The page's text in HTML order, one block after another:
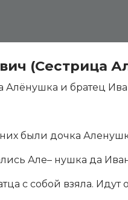
(Сестрица
Алёнушка и братец
были дочка
Але– нушка да
с собой взяла.